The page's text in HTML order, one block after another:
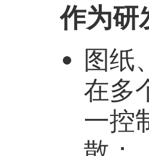
作为研
图纸
在多
一控